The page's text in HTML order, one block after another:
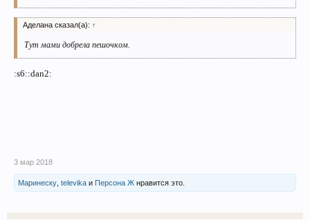
Аделана сказал(а): ↑
Тут мами добрела пешочком.
:s6::dan2:
3 мар 2018
Маринеску televika и Персона Ж нравится это.